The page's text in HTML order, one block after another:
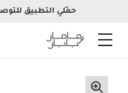
حمّلي التطبيق